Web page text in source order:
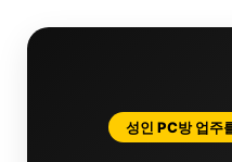
성인 PC방 업주